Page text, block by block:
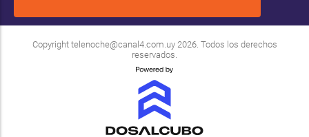
Copyright telenoche@canal4.com.uy2026. Todos los derechos
reservados.